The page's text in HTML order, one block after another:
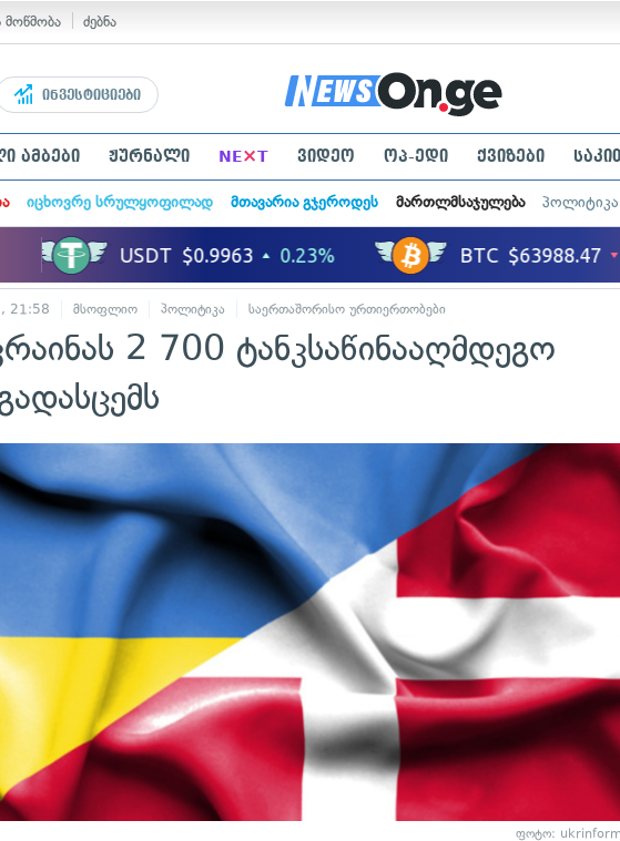
მოწმობა ძებნა
ინვესტიციები
ამბები ჟურნალი NE×T ვიდეო ოპ-ედი ქვიზები
იცხოვრე სრულყოფილად მთავარია გჯეროდეს მართლმსაჯულება პოლიტიკა
21:58 მსოფლიო პოლიტიკა საერთაშორისო ურთიერთობები
2 700 ტანკსაწინააღმდეგო
ფოტო: ukrinform